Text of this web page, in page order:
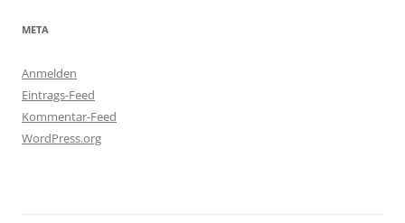
META
Anmelden
Eintrags-Feed
Kommentar-Feed
WordPress.org